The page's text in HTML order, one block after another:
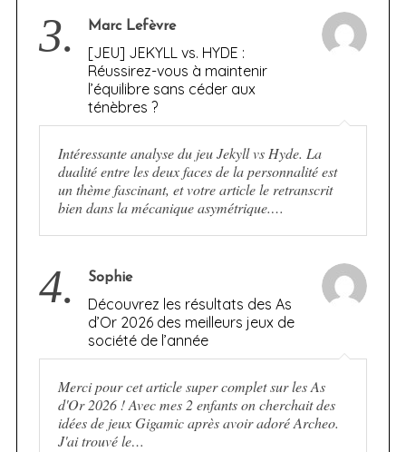
3. Marc Lefèvre
[JEU] JEKYLL vs. HYDE :
Réussirez-vous à maintenir
l’équilibre sans céder aux
ténèbres ?
Intéressante analyse du jeu Jekyll vs Hyde. La
dualité entre les deux faces de la personnalité est
un thème fascinant, et votre article le retranscrit
bien dans la mécanique asymétrique.…
4. Sophie
Découvrez les résultats des As
d’Or 2026 des meilleurs jeux de
société de l’année
Merci pour cet article super complet sur les As
d'Or 2026 ! Avec mes 2 enfants on cherchait des
idées de jeux Gigamic après avoir adoré Archeo.
J'ai trouvé le…